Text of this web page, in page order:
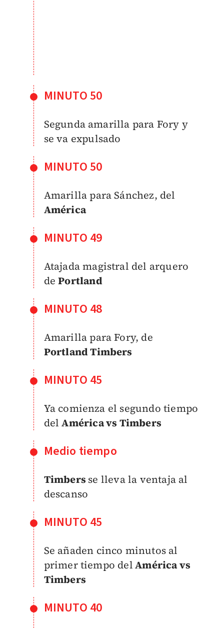
MINUTO 50
Segunda amarilla para Fory y
se va expulsado
MINUTO 50
Amarilla para Sánchez, del
América
MINUTO 49
Atajada magistral del arquero
dePortland
MINUTO 48
Amarilla para Fory, de
Portland Timbers
MINUTO 45
Ya comienza el segundo tiempo
delAmérica vs Timbers
Medio tiempo
Timbers se lleva la ventaja al
descanso
MINUTO 45
Se añaden cinco minutos al
primer tiempo delAmérica vs
Timbers
MINUTO 40